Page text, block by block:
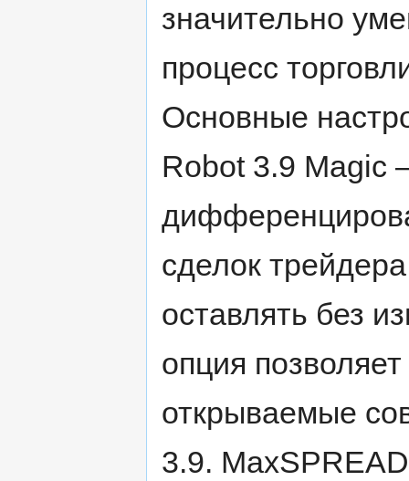
значительно
процесс
Основные
Robot 3.9 Magic
сделок
оставлять без
опция
открываемые
3.9.